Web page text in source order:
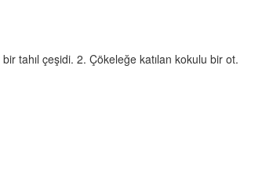
tahıl çeşidi. 2. Çökeleğe katılan kokulu bir ot.